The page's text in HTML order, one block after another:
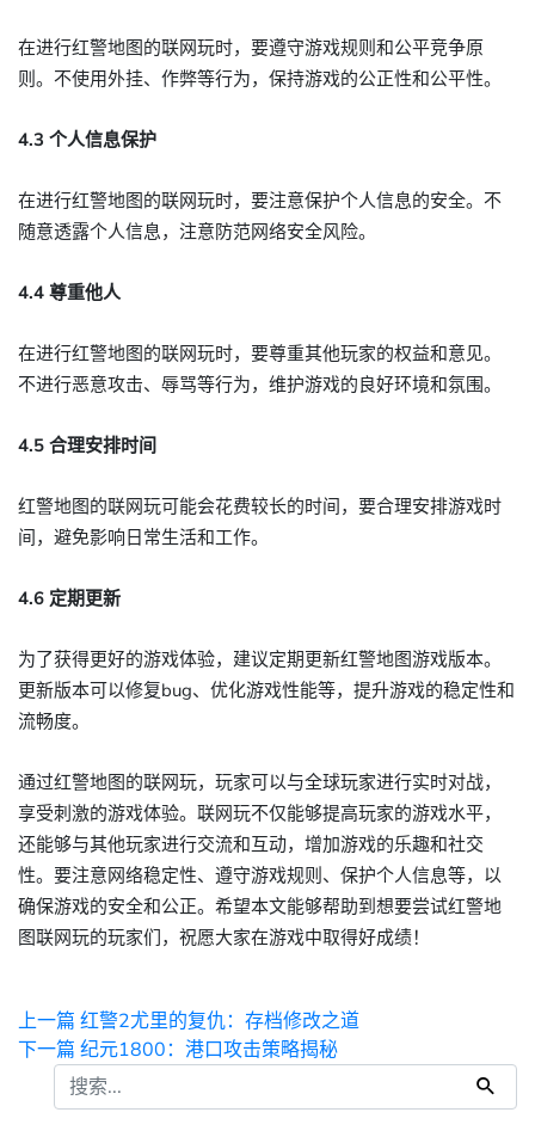
在进行红警地图的联网玩时，要遵守游戏规则和公平竞争原
则。不使用外挂、作弊等行为，保持游戏的公正性和公平性。
4.3 个人信息保护
在进行红警地图的联网玩时，要注意保护个人信息的安全。不
随意透露个人信息，注意防范网络安全风险。
4.4 尊重他人
在进行红警地图的联网玩时，要尊重其他玩家的权益和意见。
不进行恶意攻击、辱骂等行为，维护游戏的良好环境和氛围。
4.5 合理安排时间
红警地图的联网玩可能会花费较长的时间，要合理安排游戏时
间，避免影响日常生活和工作。
4.6 定期更新
为了获得更好的游戏体验，建议定期更新红警地图游戏版本。
更新版本可以修复bug、优化游戏性能等，提升游戏的稳定性和
流畅度。
通过红警地图的联网玩，玩家可以与全球玩家进行实时对战，
享受刺激的游戏体验。联网玩不仅能够提高玩家的游戏水平，
还能够与其他玩家进行交流和互动，增加游戏的乐趣和社交
性。要注意网络稳定性、遵守游戏规则、保护个人信息等，以
确保游戏的安全和公正。希望本文能够帮助到想要尝试红警地
图联网玩的玩家们，祝愿大家在游戏中取得好成绩！
上一篇 红警2尤里的复仇：存档修改之道
下一篇 纪元1800：港口攻击策略揭秘